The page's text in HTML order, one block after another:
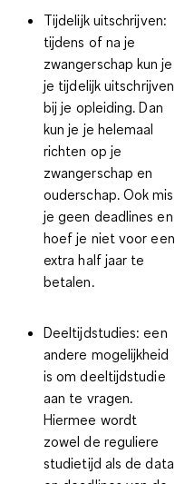
Tijdelijk uitschrijven:
tijdens of na je
zwangerschap kun je
je tijdelijk uitschrijven
bij je opleiding. Dan
kun je je helemaal
richten op je
zwangerschap en
ouderschap. Ook mis
je geen deadlines en
hoef je niet voor een
extra half jaar te
betalen.
Deeltijdstudies:een
andere mogelijkheid
is om deeltijdstudie
aan te vragen.
Hiermee wordt
zowel de reguliere
studietijd als de data